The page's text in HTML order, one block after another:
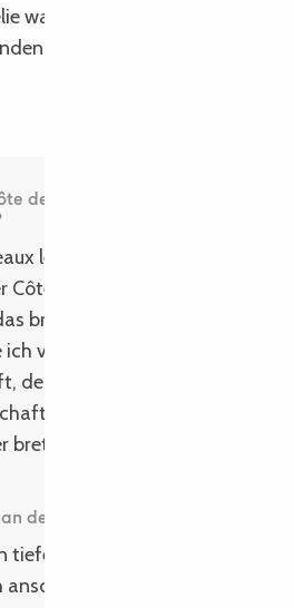
war begeistert von diesem
Ort mit seiner Vintage-
de Granit Rose
lebe, bin ich die beste
de Granit Rose!
bretonische Wetter
von der herzlichen
der Vielfalt der
und den
bretonischen
der Bretagne im Winter?
tiefen Atemzug zu
in einer